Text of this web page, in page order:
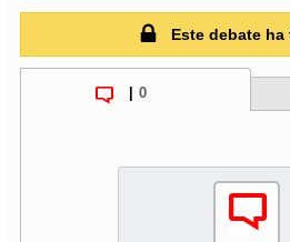
Este debate
0